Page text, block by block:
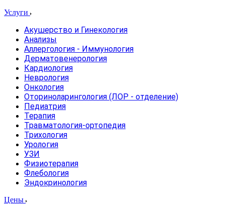
Услуги
Акушерство и Гинекология
Анализы
Аллергология - Иммунология
Дерматовенерология
Кардиология
Неврология
Онкология
Оториноларингология (ЛОР - отделение)
Педиатрия
Терапия
Травматология-ортопедия
Трихология
Урология
УЗИ
Физиотерапия
Флебология
Эндокринология
Цены